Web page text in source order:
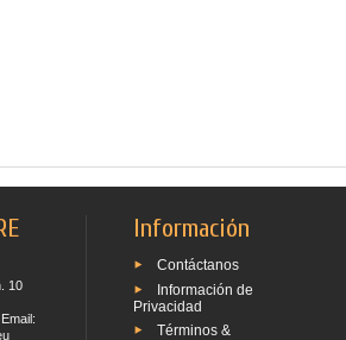
10
Información
Contáctanos
Información de
Privacidad
Términos &